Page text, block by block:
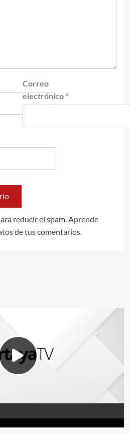
Correo
electrónico *
reducir el spam. Aprende
de tus comentarios.